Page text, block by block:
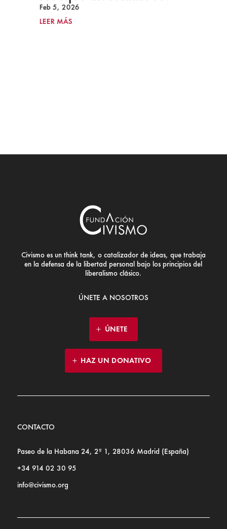
Feb 5, 2026
LEER MÁS
Civismo es un think tank, o catalizador de ideas, que trabaja
en la defensa de la libertad personal bajo los principios del
liberalismo clásico.
ÚNETE A NOSOTROS
ÚNETE
HAZ UN DONATIVO
CONTACTO
Paseo de la Habana 24, 2º 1, 28036 Madrid (España)
+34 914 02 30 95
info@civismo.org